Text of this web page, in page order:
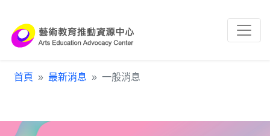
首頁 最新消息 一般消息